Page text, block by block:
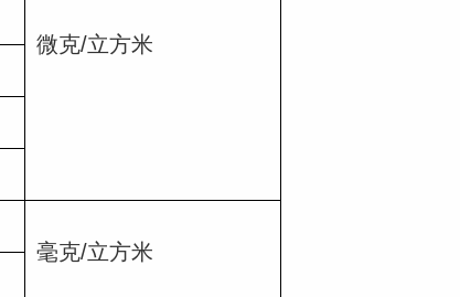
微克/立方米
毫克/立方米